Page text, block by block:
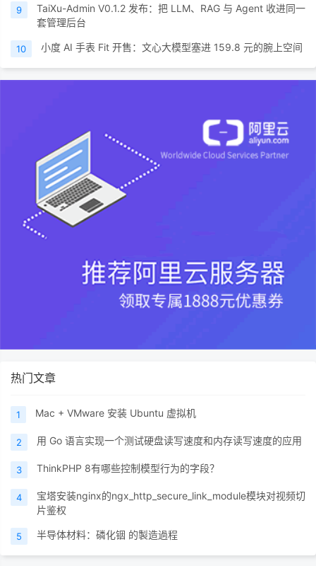
9
TaiXu-Admin V0.1.2 发布：把 LLM、RAG 与 Agent 收进同一
套管理后台
10 小度 AI 手表 Fit 开售：文心大模型塞进 159.8 元的腕上空间
热门文章
1 Mac + VMware 安装 Ubuntu 虚拟机
2 用 Go 语言实现一个测试硬盘读写速度和内存读写速度的应用
3 ThinkPHP 8有哪些控制模型行为的字段？
4
宝塔安装nginx的ngx_http_secure_link_module模块对视频切
片鉴权
5 半导体材料：磷化铟 的製造過程